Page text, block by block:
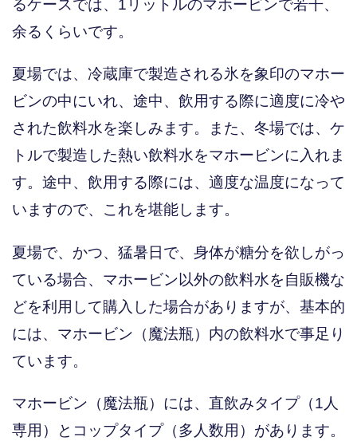
るケースでは、1リットルのマホービンで若干、
余るくらいです。
夏場では、冷蔵庫で製造される氷を象印のマホー
ビンの中にいれ、途中、飲用する際に適度に冷や
された飲料水を楽しみます。また、冬場では、ケ
トルで製造した熱い飲料水をマホービンに入れま
す。途中、飲用する際には、適度な温度になって
いますので、これを堪能します。
夏場で、かつ、猛暑日で、身体が糖分を欲しがっ
ている場合、マホービン以外の飲料水を自販機な
どを利用して購入した場合がありますが、基本的
には、マホービン（魔法瓶）内の飲料水で事足り
ています。
マホービン（魔法瓶）には、直飲みタイプ（1人
専用）とコップタイプ（多人数用）があります。